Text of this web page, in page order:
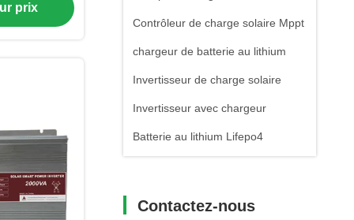
Contrôleur de charge solaire Mppt
chargeur de batterie au lithium
Invertisseur de charge solaire
Invertisseur avec chargeur
Batterie au lithium Lifepo4
Contactez-nous
prix